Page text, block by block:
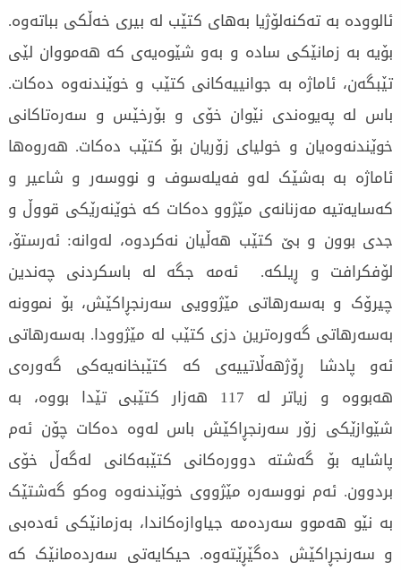
ئالوودە بە تەکنەلۆژیا بەهای کتێب لە بیری خەڵکی بباتەوە.
بۆیە بە زمانێکی سادە و بەو شێوەیەی کە هەمووان لێی
تێبگەن، ئاماژە بە جوانییەکانی کتێب و خوێندنەوە دەکات.
باس لە پەیوەندی نێوان خۆی و بۆرخێس و سەرەتاکانی
خوێندنەوەیان و خولیای زۆریان بۆ کتێب دەکات. هەروەها
ئاماژە بە بەشێک لەو فەیلەسوف و نووسەر و شاعیر و
کەسایەتیە مەزنانەی مێژوو دەکات کە خوێنەرێکی قووڵ و
جدی بوون و بێ کتێب هەڵیان نەکردوە، لەوانە: ئەرستۆ،
لۆفکرافت و ڕیلکە. ئەمە جگە لە باسکردنی چەندین
چیرۆک و بەسەرهاتی مێژوویی سەرنجڕاکێش، بۆ نموونە
بەسەرهاتی گەورەترین دزی کتێب لە مێژوودا. بەسەرهاتی
ئەو پادشا ڕۆژهەڵاتییەی کە کتێبخانەیەکی گەورەی
هەبووە و زیاتر لە 117 هەزار کتێبی تێدا بووە، بە
شێوازێکی زۆر سەرنجڕاکێش باس لەوە دەکات چۆن ئەم
پاشایە بۆ گەشتە دوورەکانی کتێبەکانی لەگەڵ خۆی
بردوون. ئەم نووسەرە مێژووی خوێندنەوە وەکو گەشتێک
بە نێو هەموو سەردەمە جیاوازەکاندا، بەزمانێکی ئەدەبی
و سەرنجڕاکێش دەگێڕێتەوە. حیکایەتی سەردەمانێک کە